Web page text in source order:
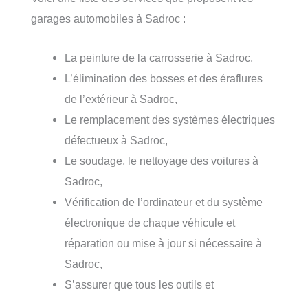
garages automobiles à Sadroc :
La peinture de la carrosserie à Sadroc,
L’élimination des bosses et des éraflures
de l’extérieur à Sadroc,
Le remplacement des systèmes électriques
défectueux à Sadroc,
Le soudage, le nettoyage des voitures à
Sadroc,
Vérification de l’ordinateur et du système
électronique de chaque véhicule et
réparation ou mise à jour si nécessaire à
Sadroc,
S’assurer que tous les outils et